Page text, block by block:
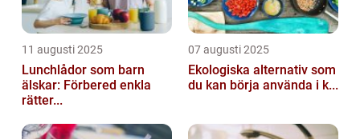
11 augusti 2025
Lunchlådor som barn
älskar: Förbered enkla
rätter...
07 augusti 2025
Ekologiska alternativ som
du kan börja använda i k...